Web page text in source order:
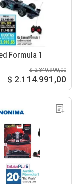
Formula 1
$ 2.349.990,00
$ 2.114.991,00